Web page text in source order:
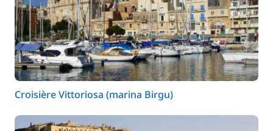
Croisière Vittoriosa (marina Birgu)